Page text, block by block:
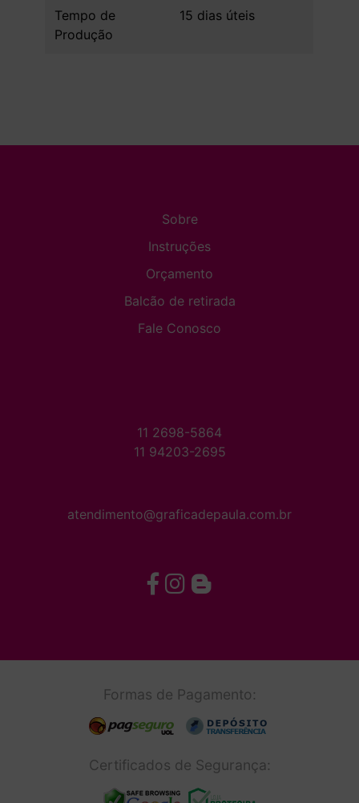
Tempo de
Produção
15 dias úteis
Sobre
Instruções
Orçamento
Balcão de retirada
Fale Conosco
11 2698-5864
11 94203-2695
atendimento@graficadepaula.com.br
Formas de Pagamento:
Certificados de Segurança: